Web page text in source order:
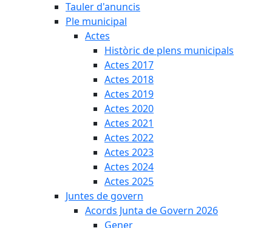
Tauler d'anuncis
Ple municipal
Actes
Històric de plens municipals
Actes 2017
Actes 2018
Actes 2019
Actes 2020
Actes 2021
Actes 2022
Actes 2023
Actes 2024
Actes 2025
Juntes de govern
Acords Junta de Govern 2026
Gener